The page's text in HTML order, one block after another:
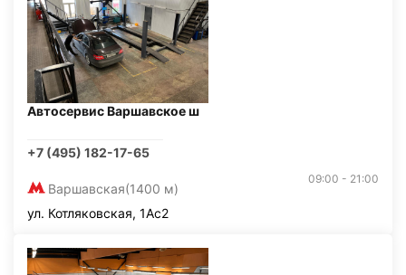
Автосервис Варшавское ш
+7 (495) 182-17-65
Варшавская(1400 м)
09:00 - 21:00
ул. Котляковская, 1Ас2